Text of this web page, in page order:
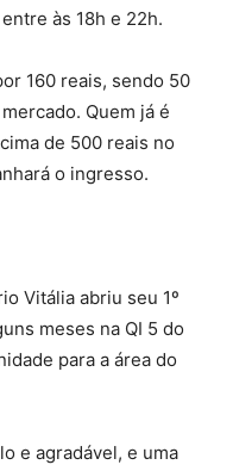
às 18h e 22h.
160 reais, sendo 50
Quem já é
de 500 reais no
o ingresso.
Vitália abriu seu 1º
meses na QI 5 do
para a área do
e agradável, e uma